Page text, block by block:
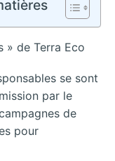
» de Terra Eco
se sont
par le
de
pour